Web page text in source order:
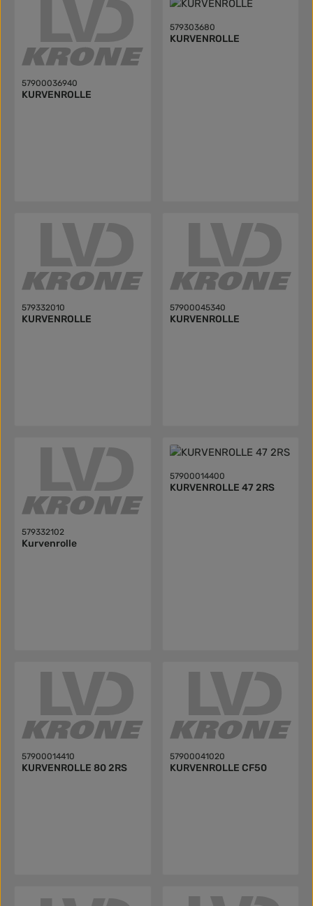
57900036940
KURVENROLLE
579303680
KURVENROLLE
579332010
KURVENROLLE
57900045340
KURVENROLLE
579332102
Kurvenrolle
57900014400
KURVENROLLE 47 2RS
57900014410
KURVENROLLE 80 2RS
57900041020
KURVENROLLE CF50